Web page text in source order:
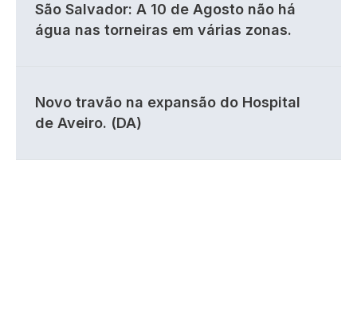
São Salvador: A 10 de Agosto não há
água nas torneiras em várias zonas.
Novo travão na expansão do Hospital
de Aveiro. (DA)